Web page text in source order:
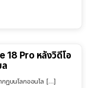
18 Pro หลังวิดีโอ
กฏบนโลกออนไล […]